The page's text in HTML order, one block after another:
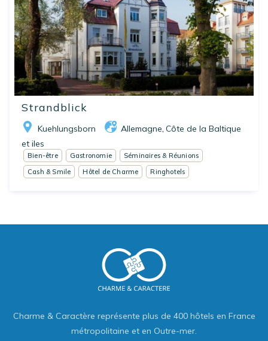
Strandblick
Kuehlungsborn Allemagne Côte de la Baltique
et iles
Bien-être Gastronomie
Séminaires & Réunions
Cash & Smile
Hôtel de Charme Ringhotels
Charme & Caractère représente plus de 400 hôtels en France
métropolitaine et en Outre-mer.